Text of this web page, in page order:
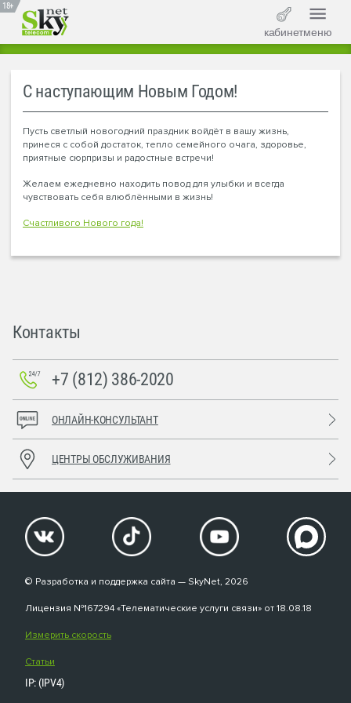
18+
кабинетменю
С наступающим Новым Годом!
Пусть светлый новогодний праздник войдёт в вашу жизнь,
принеся с собой достаток, тепло семейного очага, здоровье,
приятные сюрпризы и радостные встречи!
Желаем ежедневно находить повод для улыбки и всегда
чувствовать себя влюблёнными в жизнь!
Счастливого Нового года!
Контакты
+7 (812) 386-2020
ОНЛАЙН-КОНСУЛЬТАНТ
ЦЕНТРЫ ОБСЛУЖИВАНИЯ
© Разработка и поддержка сайта — SkyNet, 2026
Лицензия №167294 «Телематические услуги связи» от 18.08.18
Измерить скорость
Статьи
IP: (IPV4)